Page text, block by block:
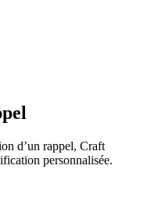
d’un rappel, Craft
personnalisée.